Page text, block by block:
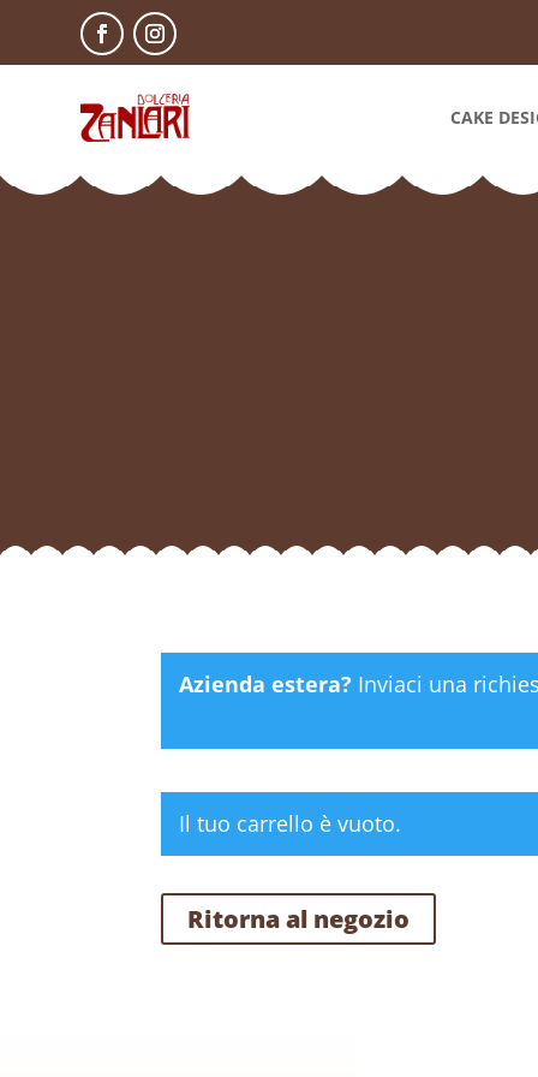
CAKE
Azienda estera? Inviaci una
Il tuo carrello è vuoto.
Ritorna al negozio